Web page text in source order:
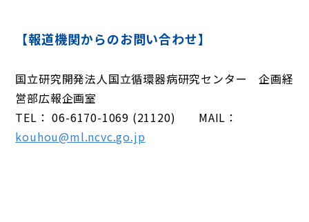
【報道機関からのお問い合わせ】
国立研究開発法人国立循環器病研究センター 企画経
営部広報企画室
TEL： 06-6170-1069 (21120) MAIL：
kouhou@ml.ncvc.go.jp